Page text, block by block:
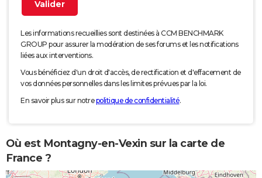
Les informations recueillies sont destinées à CCM BENCHMARK
GROUP pour assurer la modération de ses forums et les notifications
liées aux interventions.
Vous bénéficiez d'un droit d'accès, de rectification et d'effacement de
vos données personnelles dans les limites prévues par la loi.
En savoir plus sur notrepolitique de confidentialité.
Où est Montagny-en-Vexin sur la carte de
France ?